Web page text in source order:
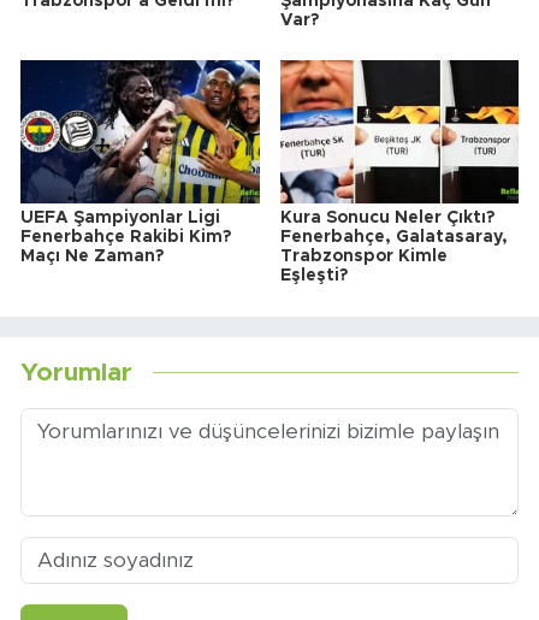
Var?
UEFA Şampiyonlar Ligi
Fenerbahçe Rakibi Kim?
Maçı Ne Zaman?
Kura Sonucu Neler Çıktı?
Fenerbahçe, Galatasaray,
Trabzonspor Kimle
Eşleşti?
Yorumlar